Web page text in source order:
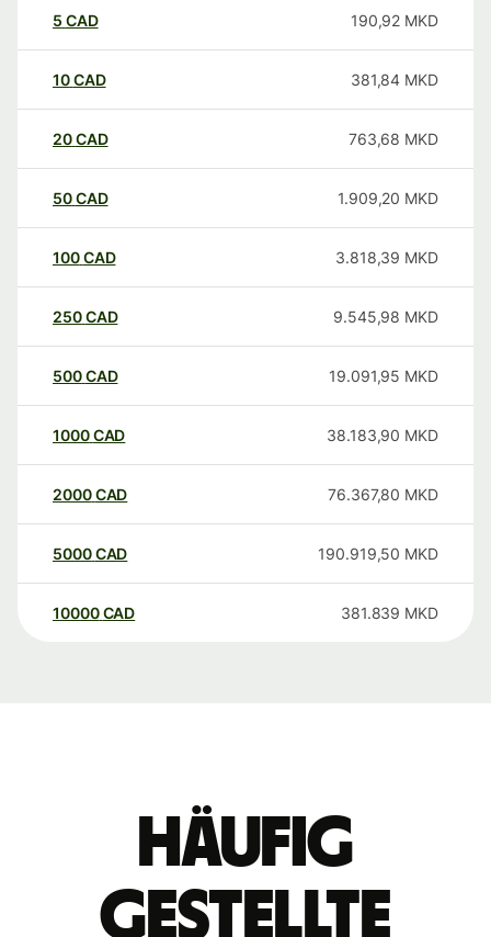
5 CAD 190,92 MKD
10CAD 381,84 MKD
20CAD 763,68 MKD
50CAD 1.909,20 MKD
100CAD 3.818,39 MKD
250CAD 9.545,98 MKD
500CAD 19.091,95 MKD
1000CAD 38.183,90 MKD
2000CAD 76.367,80 MKD
5000CAD 190.919,50 MKD
10000 CAD 381.839 MKD
Häufig
gestellte